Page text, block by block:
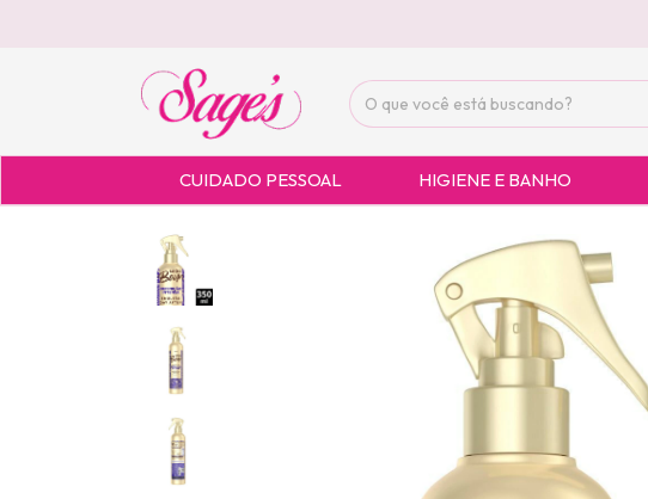
CUIDADO PESSOAL HIGIENE E BANHO